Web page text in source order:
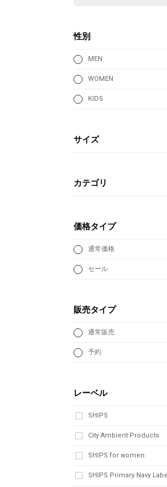
性別
MEN
WOMEN
KIDS
サイズ
カテゴリ
価格タイプ
通常価格
セール
販売タイプ
通常販売
予約
レーベル
SHIPS
City Ambient Products
SHIPS for women
SHIPS Primary Navy